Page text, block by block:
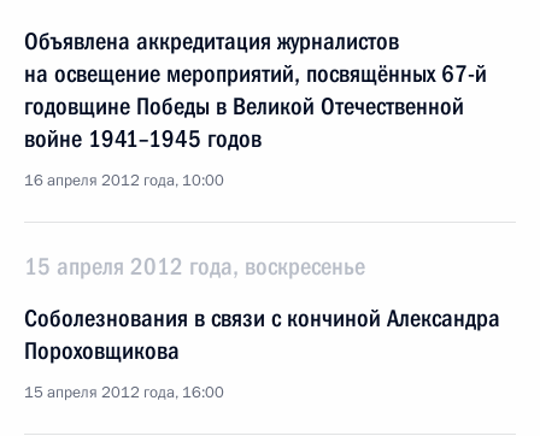
Объявлена аккредитация журналистов
на освещение мероприятий, посвящённых 67-й
годовщине Победы в Великой Отечественной
войне 1941–1945 годов
16 апреля 2012 года, 10:00
15 апреля 2012 года, воскресенье
Соболезнования в связи с кончиной Александра
Пороховщикова
15 апреля 2012 года, 16:00